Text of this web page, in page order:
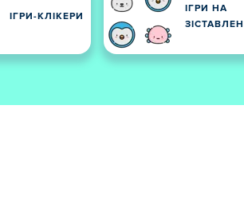
ІГРИ-КЛІКЕРИ
ІГРИ НА